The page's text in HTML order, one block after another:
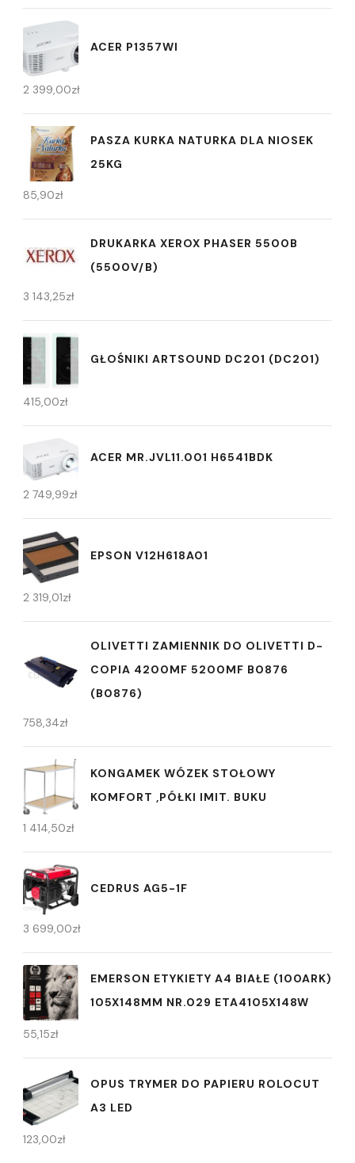
ACER P1357WI
2 399,00zł
PASZA KURKA NATURKA DLA NIOSEK
25KG
85,90zł
DRUKARKA XEROX PHASER 5500B
(5500V/B)
3 143,25zł
GŁOŚNIKI ARTSOUND DC201 (DC201)
415,00zł
ACER MR.JVL11.001 H6541BDK
2 749,99zł
EPSON V12H618A01
2 319,01zł
OLIVETTI ZAMIENNIK DO OLIVETTI D-
COPIA 4200MF 5200MF B0876
(B0876)
758,34zł
KONGAMEK WÓZEK STOŁOWY
KOMFORT ,PÓŁKI IMIT. BUKU
1 414,50zł
CEDRUS AG5-1F
3 699,00zł
EMERSON ETYKIETY A4 BIAŁE (100ARK)
105X148MM NR.029 ETA4105X148W
55,15zł
OPUS TRYMER DO PAPIERU ROLOCUT
A3 LED
123,00zł